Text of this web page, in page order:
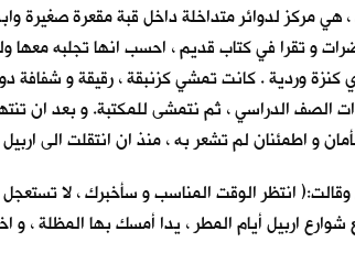
مركز لدوائر متداخلة داخل قبة مقعرة صغيرة
و تقرا في كتاب قديم ، احسب انها تجلبه
كنزة وردية . كانت تمشي كزنبقة ، رقيقة و
الصف الدراسي ، ثم نتمشى للمكتبة. و بعد ان
و اطمئنان لم تشعر به ، منذ ان انتقلت الى
انتظر الوقت المناسب و سأخبرك ، لا
اربيل أيام المطر ، يداً أمسك بها المظلة ،